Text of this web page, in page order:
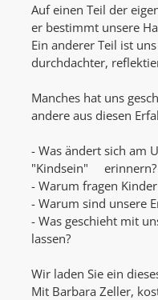
Auf einen Teil der
er bestimmt unsere
Ein anderer Teil ist
durchdachter,
Manches hat uns
andere aus diesen
- Was ändert sich am
"Kindsein" erinnern?
- Warum fragen
- Warum sind unsere
- Was geschieht mit
lassen?
Wir laden Sie ein
Mit Barbara Zeller,